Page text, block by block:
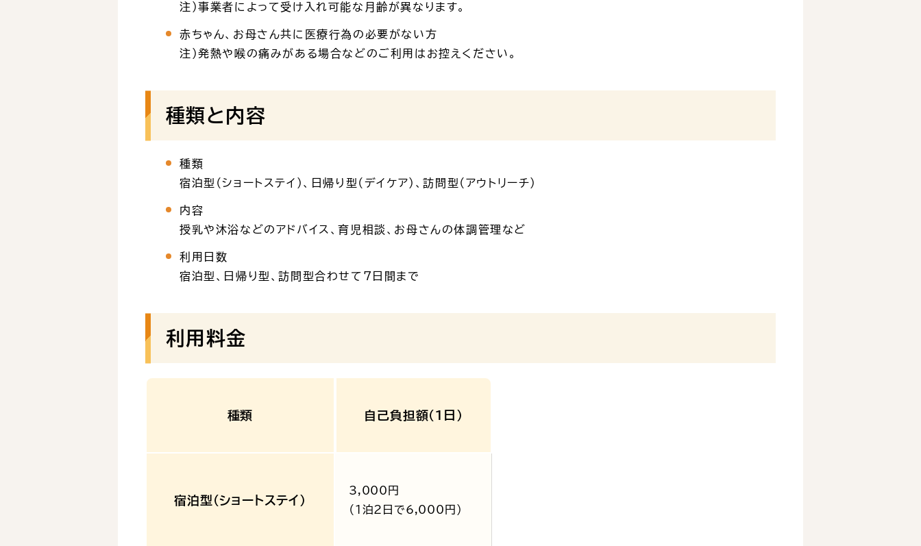
注）事業者によって受け入れ可能な月齢が異なります。
赤ちゃん、お母さん共に医療行為の必要がない方
注）発熱や喉の痛みがある場合などのご利用はお控えください。
種類と内容
種類
宿泊型（ショートステイ）、日帰り型（デイケア）、訪問型（アウトリーチ）
内容
授乳や沐浴などのアドバイス、育児相談、お母さんの体調管理など
利用日数
宿泊型、日帰り型、訪問型合わせて7日間まで
利用料金
種類 自己負担額（1日）
宿泊型（ショートステイ）
3,000円
（1泊2日で6,000円）